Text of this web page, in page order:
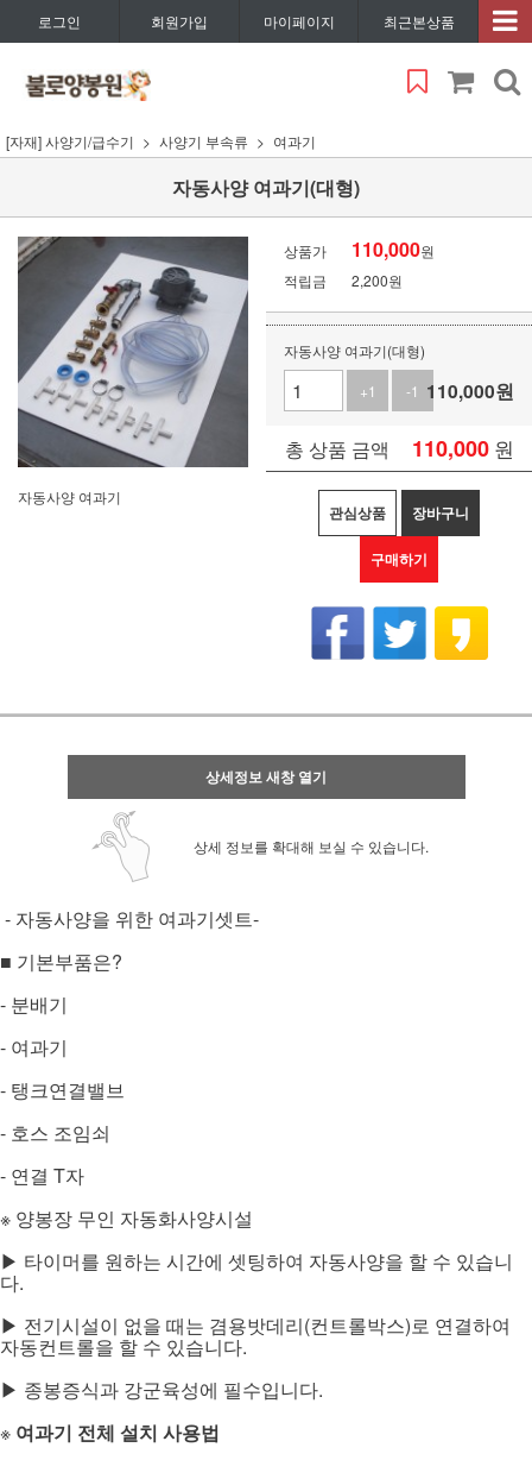
로그인 회원가입 마이페이지 최근본상품
[자재] 사양기/급수기 사양기 부속류 여과기
자동사양 여과기(대형)
자동사양 여과기
상품가 110,000원
적립금
2,200원
자동사양 여과기(대형)
+1
-1 110,000원
총 상품 금액 110,000 원
관심상품 장바구니
구매하기
상세정보 새창 열기
상세 정보를 확대해 보실 수 있습니다.
- 자동사양을 위한 여과기셋트-
■ 기본부품은?
- 분배기
- 여과기
- 탱크연결밸브
- 호스 조임쇠
- 연결 T자
※ 양봉장 무인 자동화사양시설
▶ 타이머를 원하는 시간에 셋팅하여 자동사양을 할 수 있습니
다.
▶ 전기시설이 없을 때는 겸용밧데리(컨트롤박스)로 연결하여
자동컨트롤을 할 수 있습니다.
▶ 종봉증식과 강군육성에 필수입니다.
※ 여과기 전체 설치 사용법